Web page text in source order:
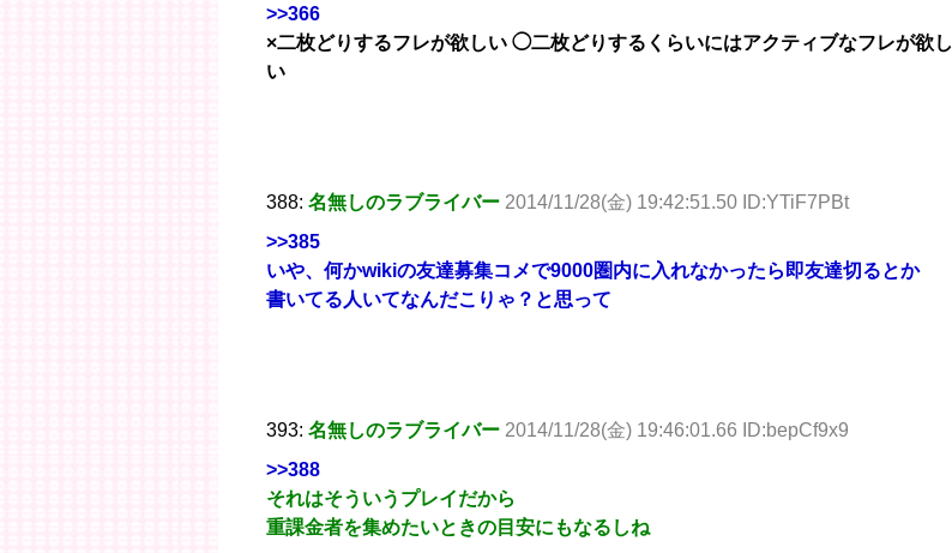
>>366
×二枚どりするフレが欲しい ◯二枚どりするくらいにはアクティブなフレが欲し
い
388: 名無しのラブライバー 2014/11/28(金) 19:42:51.50 ID:YTiF7PBt
>>385
いや、何かwikiの友達募集コメで9000圏内に入れなかったら即友達切るとか
書いてる人いてなんだこりゃ？と思って
393: 名無しのラブライバー 2014/11/28(金) 19:46:01.66 ID:bepCf9x9
>>388
それはそういうプレイだから
重課金者を集めたいときの目安にもなるしね